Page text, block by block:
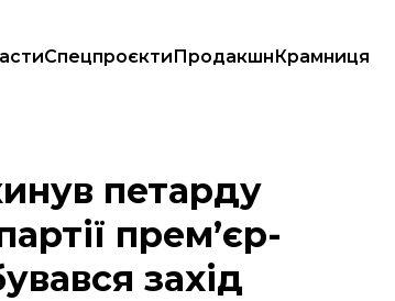
СпецпроєктиПродакшнКрамниця
міністра. У цей час там відбувався захід
петарду
прем’єр-
захід